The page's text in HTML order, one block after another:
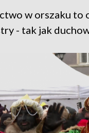
w orszaku to
- tak jak